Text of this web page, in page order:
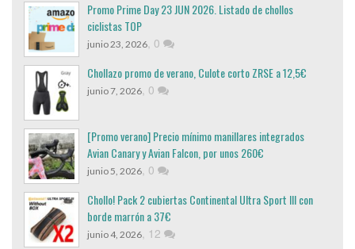
Promo Prime Day 23 JUN 2026. Listado de chollos
ciclistas TOP
junio 23, 2026, 0
Chollazo promo de verano, Culote corto ZRSE a 12,5€
junio 7, 2026, 0
[Promo verano] Precio mínimo manillares integrados
Avian Canary y Avian Falcon, por unos 260€
junio 5, 2026, 0
Chollo! Pack 2 cubiertas Continental Ultra Sport III con
borde marrón a 37€
junio 4, 2026, 12